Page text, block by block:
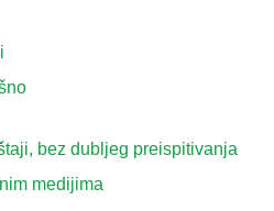
bez dubljeg preispitivanja
medijima